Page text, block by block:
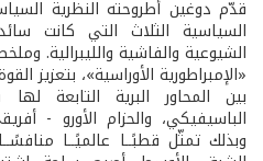
قدّم دوغين أطروحته النظرية
السياسية الثلاث التي كانت
الشيوعية والفاشية والليبرالية.
«الإمبراطورية الأوراسية»، بتعزيز
بين المحاور البرية التابعة
الباسيفيكي، والحزام الأورو -
وبذلك تمثّل قطبًــا عالميًــا